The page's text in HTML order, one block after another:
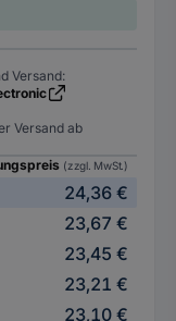
Versand:
Versand ab
(zzgl. MwSt.)
24,36 €
23,67 €
23,45 €
23,21 €
23,10 €